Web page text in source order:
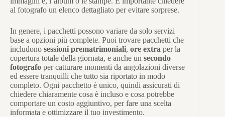
al fotografo un elenco dettagliato per evitare sorprese.
In genere, i pacchetti possono variare da solo servizi
base a opzioni più complete. Puoi trovare pacchetti che
includono sessioni prematrimoniali, ore extra per la
copertura totale della giornata, e anche un secondo
fotografo per catturare momenti da angolazioni diverse
ed essere tranquilli che tutto sia riportato in modo
completo. Ogni pacchetto è unico, quindi assicurati di
chiedere chiaramente cosa è incluso e cosa potrebbe
comportare un costo aggiuntivo, per fare una scelta
informata e ottimizzare il tuo investimento.